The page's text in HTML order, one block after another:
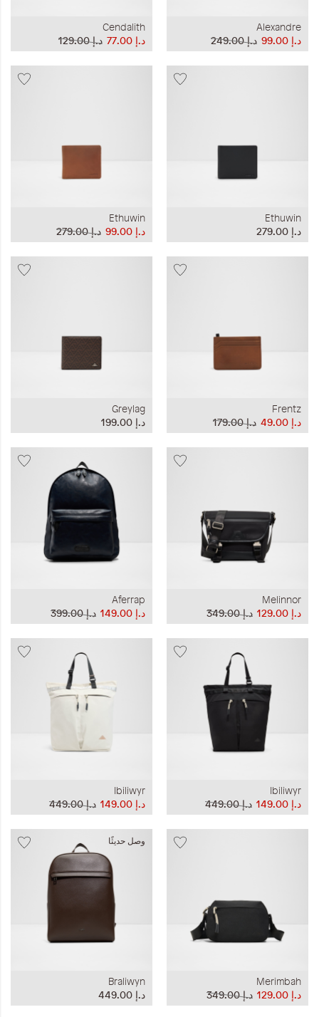
Alexandre
د.إ‏ 249.00
د.إ‏ 99.00
Cendalith
د.إ‏ 129.00
د.إ‏ 77.00
Ethuwin
د.إ‏ 279.00
Ethuwin
د.إ‏ 279.00
د.إ‏ 99.00
Frentz
د.إ‏ 179.00
د.إ‏ 49.00
Greylag
د.إ‏ 199.00
Melinnor
د.إ‏ 349.00
د.إ‏ 129.00
Aferrap
د.إ‏ 399.00
د.إ‏ 149.00
Ibiliwyr
د.إ‏ 449.00
د.إ‏ 149.00
Ibiliwyr
د.إ‏ 449.00
د.إ‏ 149.00
Merimbah
د.إ‏ 349.00
د.إ‏ 129.00
وصل حديثًا
Braliwyn
د.إ‏ 449.00